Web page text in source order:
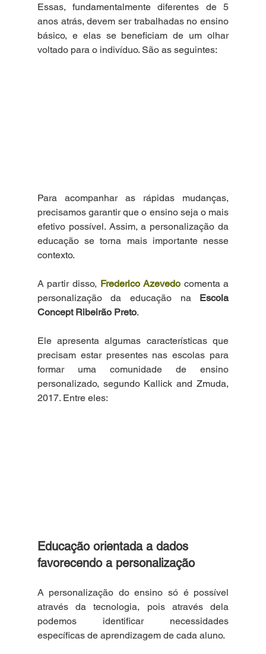
Essas, fundamentalmente diferentes de 5
anos atrás, devem ser trabalhadas no ensino
básico, e elas se beneficiam de um olhar
voltado para o indivíduo. São as seguintes:
Para acompanhar as rápidas mudanças,
precisamos garantir que o ensino seja o mais
efetivo possível. Assim, a personalização da
educação se torna mais importante nesse
contexto.
A partir disso, Frederico Azevedo comenta a
personalização da educação na Escola
Concept Ribeirão Preto.
Ele apresenta algumas características que
precisam estar presentes nas escolas para
formar uma comunidade de ensino
personalizado, segundo Kallick and Zmuda,
2017. Entre eles:
Educação orientada a dados
favorecendo a personalização
A personalização do ensino só é possível
através da tecnologia, pois através dela
podemos identificar necessidades
específicas de aprendizagem de cada aluno.